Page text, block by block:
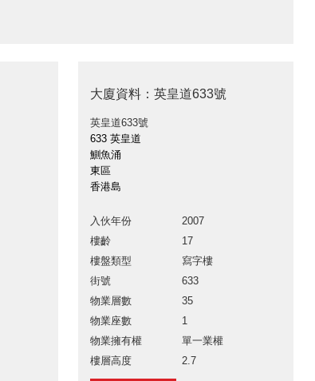
大廈資料：英皇道633號
英皇道633號
633 英皇道
鰂魚涌
東區
香港島
入伙年份
2007
樓齡
17
樓盤類型
寫字樓
街號
633
物業層數
35
物業座數
1
物業擁有權
單一業權
樓層高度
2.7